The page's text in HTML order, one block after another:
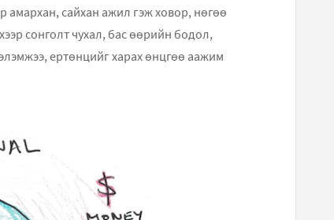
амархан, сайхан ажил гэж ховор, нөгөө
сонголт чухал, бас өөрийн бодол,
ертѳнцийг харах ѳнцгѳѳ аажим